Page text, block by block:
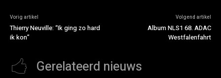
Vorig artikel
Thierry Neuville: “Ik ging zo hard
ik kon”
Volgend artikel
Album NLS1 68. ADAC
Westfalenfahrt
Gerelateerd nieuws